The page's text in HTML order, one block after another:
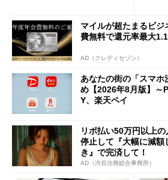
マイルが超たまるビ
費無料で還元率最大
AD（クレディセゾン）
あなたの街の「スマホ
め【2026年8月版】～
Y、楽天ペイ
リボ払い50万円以上
停止して『大幅に減額
き』で完済して！
AD（渋谷法務総合事務所）